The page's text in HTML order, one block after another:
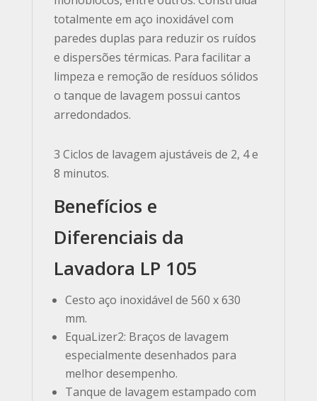
totalmente em aço inoxidável com
paredes duplas para reduzir os ruídos
e dispersões térmicas. Para facilitar a
limpeza e remoção de resíduos sólidos
o tanque de lavagem possui cantos
arredondados.
3 Ciclos de lavagem ajustáveis de 2, 4 e
8 minutos.
Benefícios e
Diferenciais da
Lavadora LP 105
Cesto aço inoxidável de 560 x 630
mm.
EquaLizer2: Braços de lavagem
especialmente desenhados para
melhor desempenho.
Tanque de lavagem estampado com